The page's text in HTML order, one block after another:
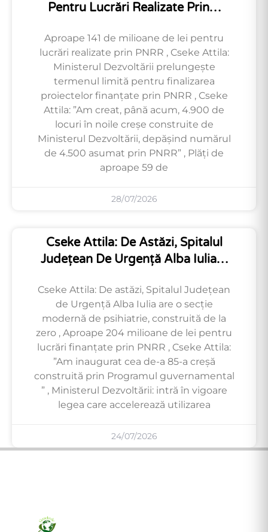
Pentru Lucrări Realizate Prin…
Aproape 141 de milioane de lei pentru
lucrări realizate prin PNRR , Cseke Attila:
Ministerul Dezvoltării prelungește
termenul limită pentru finalizarea
proiectelor finanțate prin PNRR , Cseke
Attila: ”Am creat, până acum, 4.900 de
locuri în noile creșe construite de
Ministerul Dezvoltării, depășind numărul
de 4.500 asumat prin PNRR” , Plăți de
aproape 59 de
28/07/2026
Cseke Attila: De Astăzi, Spitalul
Județean De Urgență Alba Iulia…
Cseke Attila: De astăzi, Spitalul Județean
de Urgență Alba Iulia are o secție
modernă de psihiatrie, construită de la
zero , Aproape 204 milioane de lei pentru
lucrări finanțate prin PNRR , Cseke Attila:
”Am inaugurat cea de-a 85-a creșă
construită prin Programul guvernamental
” , Ministerul Dezvoltării: intră în vigoare
legea care accelerează utilizarea
24/07/2026